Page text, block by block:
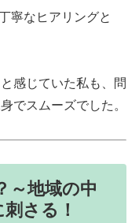
寧なヒアリングと
感じていた私も、問
でスムーズでした。
～地域の中
さる！